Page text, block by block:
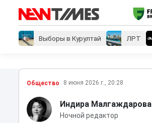
Выборы в Курултай ЛРТ
Общество 8 июня 2026 г., 20:28
Индира Малгаждарова
Ночной редактор